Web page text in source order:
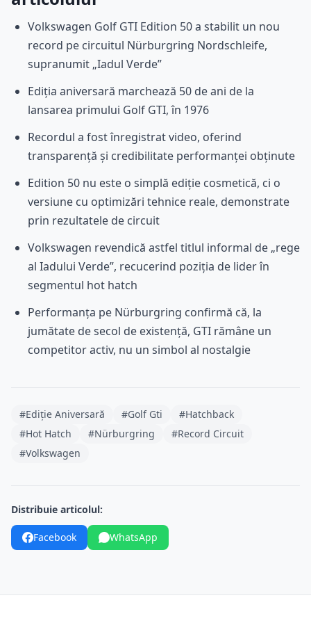
Volkswagen Golf GTI Edition 50 a stabilit un nou
record pe circuitul Nürburgring Nordschleife,
supranumit „Iadul Verde”
Ediția aniversară marchează 50 de ani de la
lansarea primului Golf GTI, în 1976
Recordul a fost înregistrat video, oferind
transparență și credibilitate performanței obținute
Edition 50 nu este o simplă ediție cosmetică, ci o
versiune cu optimizări tehnice reale, demonstrate
prin rezultatele de circuit
Volkswagen revendică astfel titlul informal de „rege
al Iadului Verde”, recucerind poziția de lider în
segmentul hot hatch
Performanța pe Nürburgring confirmă că, la
jumătate de secol de existență, GTI rămâne un
competitor activ, nu un simbol al nostalgie
#Ediție Aniversară #Golf Gti
#Hatchback
#Hot Hatch
#Nürburgring
#Record Circuit
#Volkswagen
Distribuie articolul:
Facebook WhatsApp